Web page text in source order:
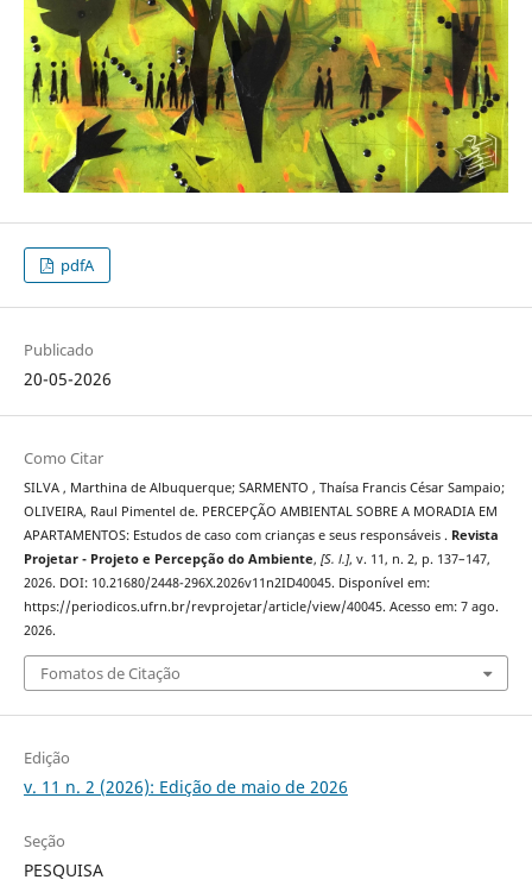
pdfA
Publicado
20-05-2026
Como Citar
SILVA , Marthina de Albuquerque; SARMENTO , Thaísa Francis César Sampaio;
OLIVEIRA, Raul Pimentel de. PERCEPÇÃO AMBIENTAL SOBRE A MORADIA EM
APARTAMENTOS: Estudos de caso com crianças e seus responsáveis . Revista
Projetar - Projeto e Percepção do Ambiente, [S. l.], v. 11, n. 2, p. 137–147,
2026. DOI: 10.21680/2448-296X.2026v11n2ID40045. Disponível em:
https://periodicos.ufrn.br/revprojetar/article/view/40045. Acesso em: 7 ago.
2026.
Fomatos de Citação
Edição
v. 11 n. 2 (2026): Edição de maio de 2026
Seção
PESQUISA